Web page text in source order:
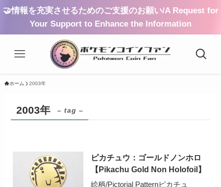
🤝情報を充実させるためのご支援のお願い/A Request for
Your Support to Enhance the Information
ホーム 2003年
2003年 – tag –
ピカチュウ：ゴールドノンホロ
【Pikachu Gold Non Holofoil】
絵柄/Pictorial Patternピカチュ